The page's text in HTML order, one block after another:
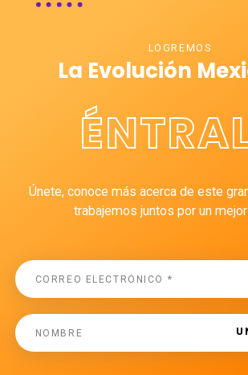
LOGREMOS
La Evolución
Únete, conoce más acerca de este
trabajemos juntos por un